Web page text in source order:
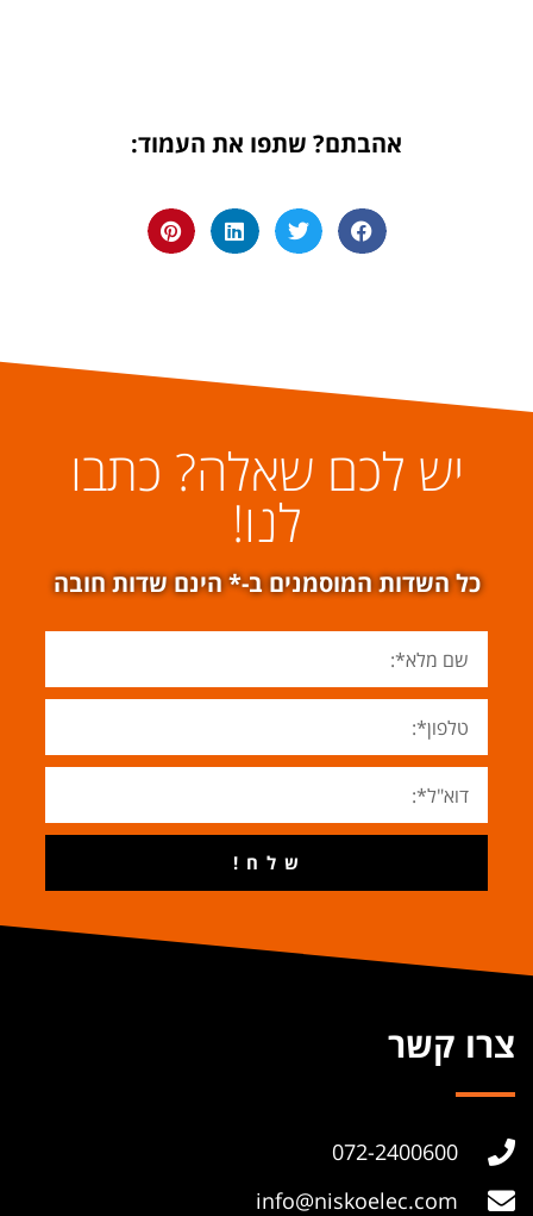
אהבתם? שתפו את העמוד:
יש לכם שאלה? כתבו
לנו!
כל השדות המוסמנים ב-* הינם שדות חובה
ש ל ח !
צרו קשר
072-2400600
info@niskoelec.com